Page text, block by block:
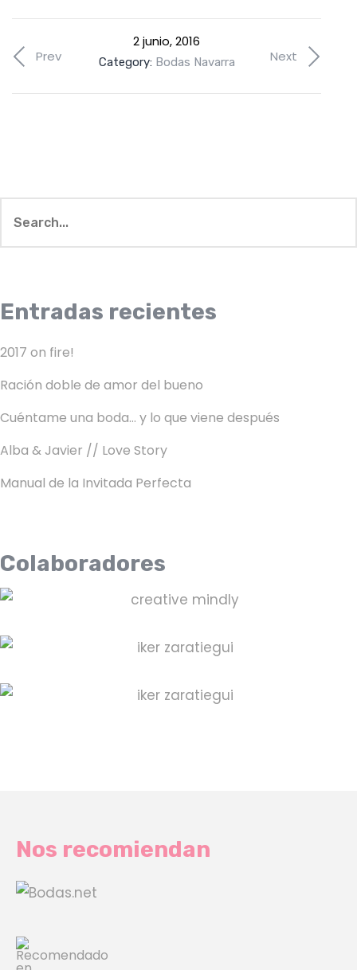
Next
Prev
2 junio, 2016
Category: Bodas Navarra
Entradas recientes
2017 on fire!
Ración doble de amor del bueno
Cuéntame una boda… y lo que viene después
Alba & Javier // Love Story
Manual de la Invitada Perfecta
Colaboradores
Nos recomiendan